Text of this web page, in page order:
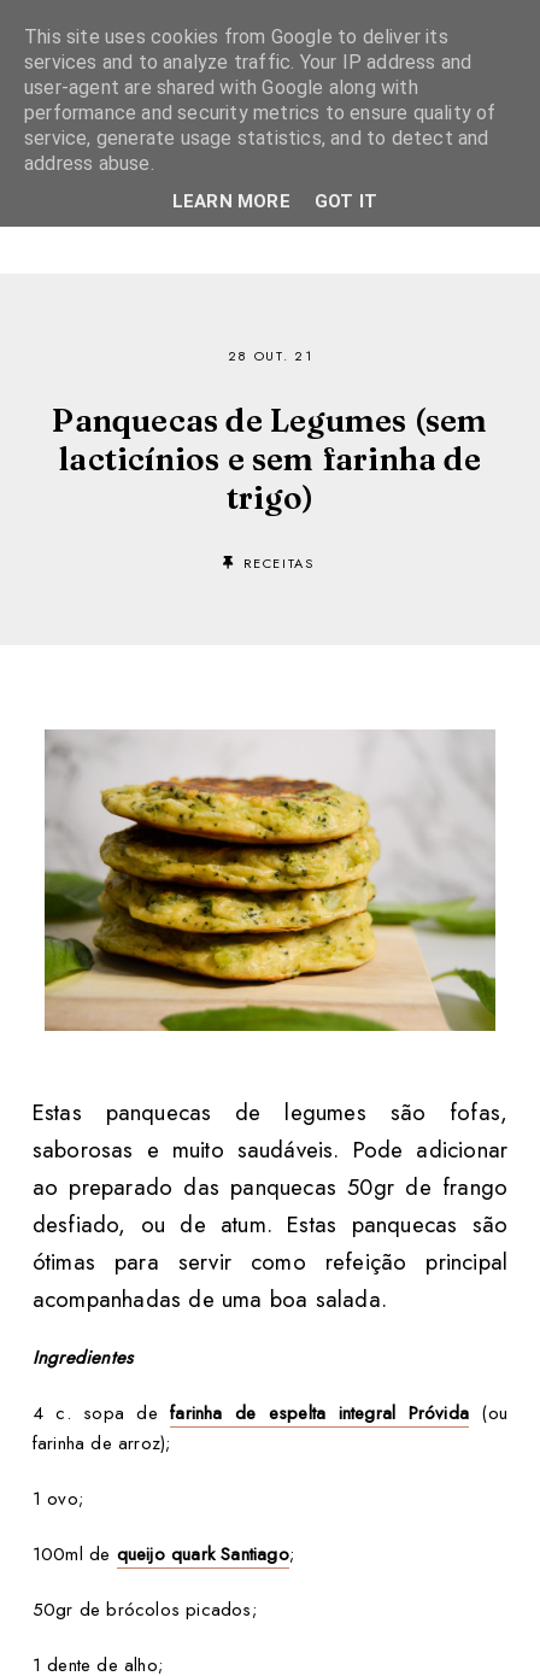
28 OUT. 21
Panquecas de Legumes (sem
lacticínios e sem farinha de
trigo)
RECEITAS
Estas panquecas de legumes são fofas,
saborosas e muito saudáveis. Pode adicionar
ao preparado das panquecas 50gr de frango
desfiado, ou de atum. Estas panquecas são
ótimas para servir como refeição principal
acompanhadas de uma boa salada.
Ingredientes
4 c. sopa defarinha de espelta integral Próvida (ou
farinha de arroz);
1 ovo;
100ml de queijo quark Santiago;
50gr de brócolos picados;
1 dente de alho;
This site uses cookies from Google to deliver its
services and to analyze traffic. Your IP address and
user-agent are shared with Google along with
performance and security metrics to ensure quality of
service, generate usage statistics, and to detect and
address abuse.
LEARN MORE GOT IT